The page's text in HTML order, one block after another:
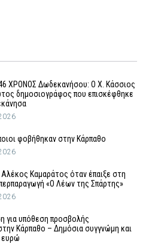
ΧΡΟΝΟΣ Δωδεκανήσου: Ο Χ. Κάσσιος
δημοσιογράφος που επισκέφθηκε
φοβήθηκαν στην Κάρπαθο
Καμαράτος όταν έπαιξε στη
«Ο Λέων της Σπάρτης»
για υπόθεση προσβολής
Κάρπαθο – Δημόσια συγγνώμη και
ευρώ